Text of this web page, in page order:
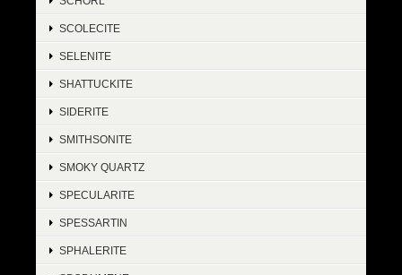
SCOLECITE
SELENITE
SHATTUCKITE
SIDERITE
SMITHSONITE
SMOKY QUARTZ
SPECULARITE
SPESSARTIN
SPHALERITE